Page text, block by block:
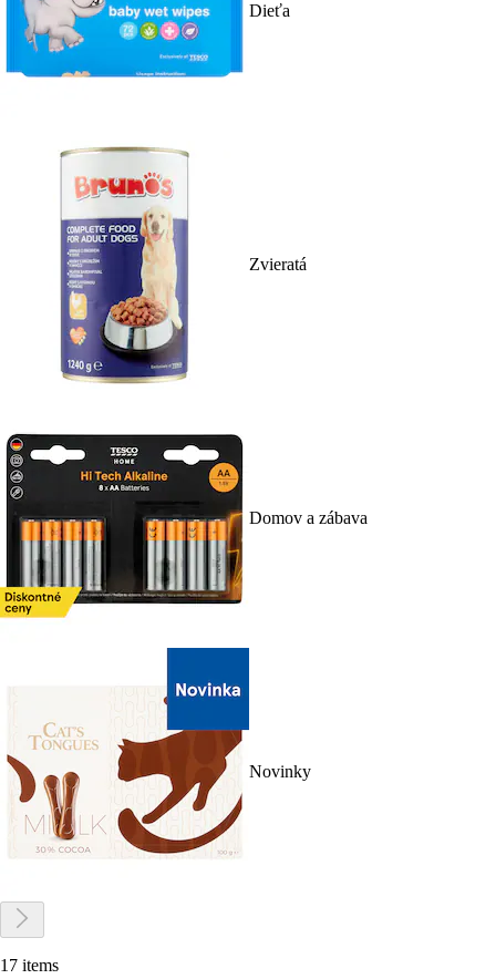
Dieťa
Zvieratá
Domov a zábava
Novinky
17 items